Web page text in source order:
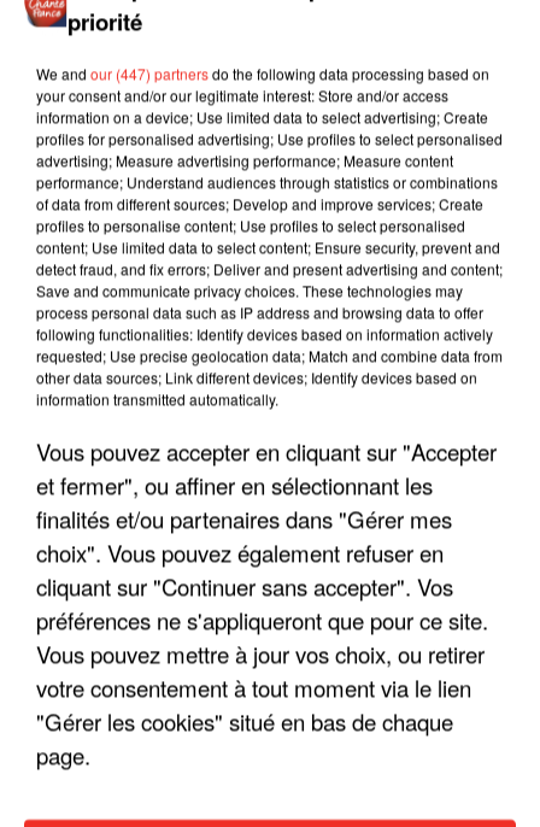
LES INTERVIEWS CHANTE
FRANCE
"JE SUIS À DISPOSITION DES
ENFOIRÉS"
"ON A TOUS LE TRAC"
priorité
We and our (447) partnersdo the following data processing based on
your consent and/or our legitimate interest: Store and/or access
information on a device; Use limited data to select advertising; Create
profiles for personalised advertising; Use profiles to select personalised
advertising; Measure advertising performance; Measure content
performance; Understand audiences through statistics or combinations
of data from different sources; Develop and improve services; Create
profiles to personalise content; Use profiles to select personalised
content; Use limited data to select content; Ensure security, prevent and
detect fraud, and fix errors; Deliver and present advertising and content;
Save and communicate privacy choices. These technologies may
process personal data such as IP address and browsing data to offer
following functionalities: Identify devices based on information actively
requested; Use precise geolocation data; Match and combine data from
other data sources; Link different devices; Identify devices based on
information transmitted automatically.
Vous pouvez accepter en cliquant sur "Accepter
et fermer", ou affiner en sélectionnant les
finalités et/ou partenaires dans "Gérer mes
choix". Vous pouvez également refuser en
cliquant sur "Continuer sans accepter". Vos
préférences ne s'appliqueront que pour ce site.
Vous pouvez mettre à jour vos choix, ou retirer
votre consentement à tout moment via le lien
"Gérer les cookies" situé en bas de chaque
page.